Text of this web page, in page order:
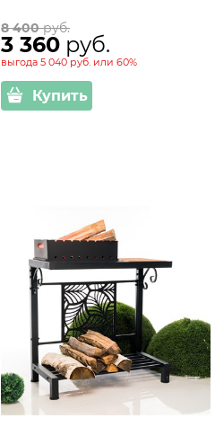
8 400 руб.
3 360 руб.
выгода5 040 руб. или60%
Купить